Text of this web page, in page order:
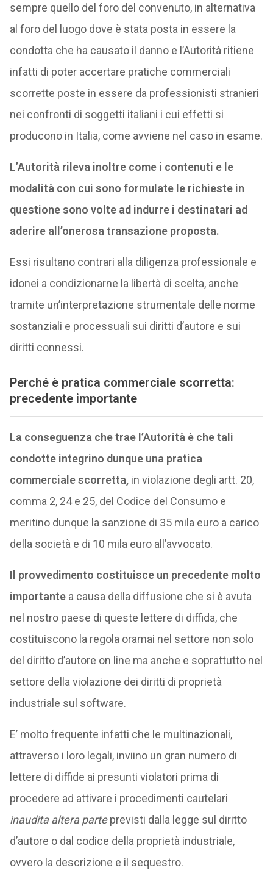
sempre quello del foro del convenuto, in alternativa
al foro del luogo dove è stata posta in essere la
condotta che ha causato il danno e l’Autorità ritiene
infatti di poter accertare pratiche commerciali
scorrette poste in essere da professionisti stranieri
nei confronti di soggetti italiani i cui effetti si
producono in Italia, come avviene nel caso in esame.
L’Autorità rileva inoltre come i contenuti e le
modalità con cui sono formulate le richieste in
questione sono volte ad indurre i destinatari ad
aderire all’onerosa transazione proposta.
Essi risultano contrari alla diligenza professionale e
idonei a condizionarne la libertà di scelta, anche
tramite un’interpretazione strumentale delle norme
sostanziali e processuali sui diritti d’autore e sui
diritti connessi.
Perché è pratica commerciale scorretta:
precedente importante
La conseguenza che trae l’Autorità è che tali
condotte integrino dunque una pratica
commerciale scorretta,in violazione degli artt. 20,
comma 2, 24 e 25, del Codice del Consumo e
meritino dunque la sanzione di 35 mila euro a carico
della società e di 10 mila euro all’avvocato.
Il provvedimento costituisce un precedente molto
importantea causa della diffusione che si è avuta
nel nostro paese di queste lettere di diffida, che
costituiscono la regola oramai nel settore non solo
del diritto d’autore on line ma anche e soprattutto nel
settore della violazione dei diritti di proprietà
industriale sul software.
E’ molto frequente infatti che le multinazionali,
attraverso i loro legali, inviino un gran numero di
lettere di diffide ai presunti violatori prima di
procedere ad attivare i procedimenti cautelari
inaudita altera parteprevisti dalla legge sul diritto
d’autore o dal codice della proprietà industriale,
ovvero la descrizione e il sequestro.